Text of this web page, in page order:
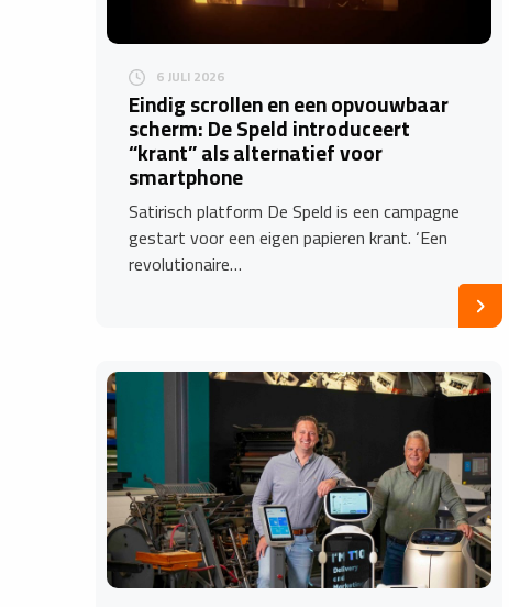
6 JULI 2026
Eindig scrollen en een opvouwbaar
scherm: De Speld introduceert
“krant” als alternatief voor
smartphone
Satirisch platform De Speld is een campagne
gestart voor een eigen papieren krant. ‘Een
revolutionaire…